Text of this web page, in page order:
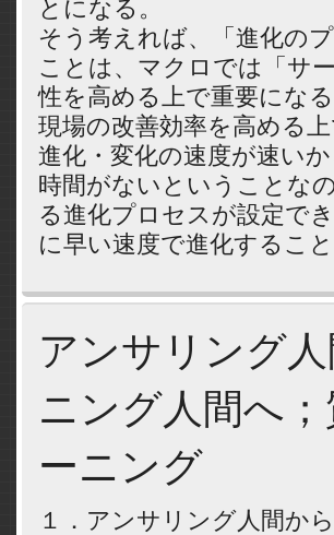
とになる。
そう考えれば、「進化の
ことは、マクロでは「サ
性を高める上で重要にな
現場の改善効率を高める
進化・変化の速度が速い
時間がないということな
る進化プロセスが設定で
に早い速度で進化するこ
アンサリング
ニング人間へ
ーニング
１．アンサリング人間